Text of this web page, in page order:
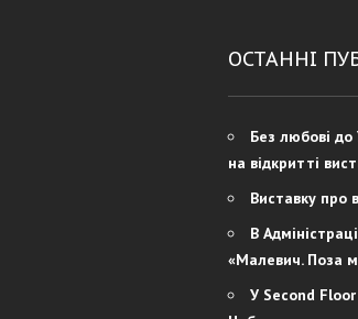
ОСТАННІ
Без любові
на відкритті
Виставку про
В
«Малевич. Поза
У Second Floor